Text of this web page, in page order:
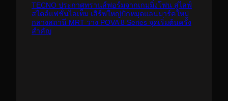
TECNO ประกาศทรานส์ฟอร์มจากเกมมิ่งโฟน สู่ไลฟ์
สไตล์แฟชั่นไอเท็ม เสิร์ฟใหญ่ปักหมุดแลนมาร์คใหม่
กลางสถานี MRT วาง POVA 8 Series จุดเริ่มต้นครั้ง
สำคัญ